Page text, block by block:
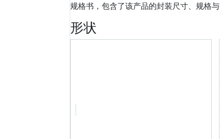
规格书，包含了该产品的封装尺寸、规格
形状